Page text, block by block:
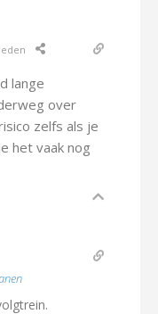
lange
over
zelfs als je
het vaak nog